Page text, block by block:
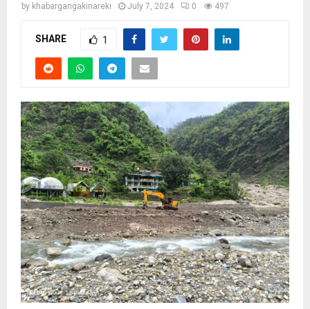
by khabargangakinareki July 7, 2024 0 497
SHARE 1